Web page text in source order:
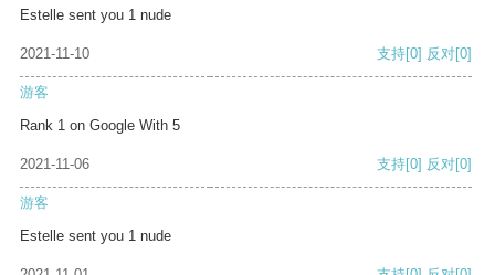
Estelle sent you 1 nude
2021-11-10 支持[0] 反对[0]
游客
Rank 1 on Google With 5
2021-11-06 支持[0] 反对[0]
游客
Estelle sent you 1 nude